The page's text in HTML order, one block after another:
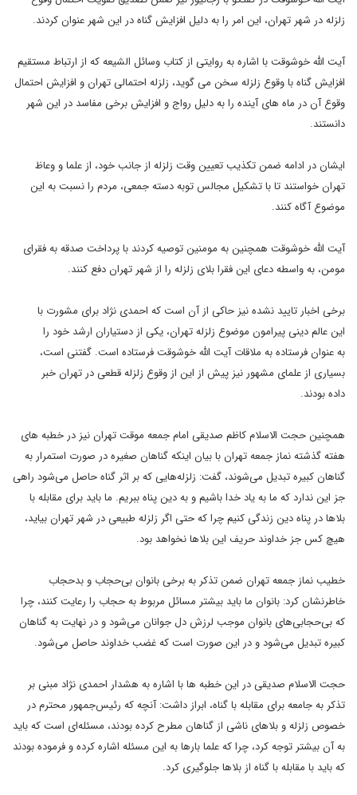
زلزله در شهر تهران، این امر را به دلیل افزایش گناه در این شهر عنوان کردند.
آیت الله خوشوقت با اشاره به روایتی از کتاب وسائل الشیعه که از ارتباط مستقیم
افزایش گناه با وقوع زلزله سخن می گوید، زلزله احتمالی تهران و افزایش احتمال
وقوع آن در ماه های آینده را به دلیل رواج و افزایش برخی مفاسد در این شهر
دانستند.
ایشان در ادامه ضمنتکذیب تعیین وقت زلزله از جانب خود، از علما و وعاظ
تهران خواستند تا باتشکیل مجالس توبه دسته جمعی، مردم را نسبت به این
موضوع آگاه کنند.
آیت الله خوشوقت همچنین به مومنین توصیه کردند با پرداخت صدقه به فقرای
مومن، به واسطه دعای این فقرا بلای زلزله را از شهر تهران دفع کنند.
برخی اخبار تایید نشده نیز حاکی از آن است که احمدی نژاد برای مشورت با
اینعالم دینی پیرامون موضوع زلزله تهران، یکی از دستیاران ارشد خود را
بهعنوان فرستاده به ملاقات آیت الله خوشوقت فرستاده است. گفتنی است،
بسیاری از علمای مشهور نیز پیش از این از وقوع زلزله قطعی در تهران خبر
دادهبودند.
همچنین حجت الاسلام کاظم صدیقی امام جمعه موقت تهران نیز در خطبه های
هفته گذشته نماز جمعه تهران با بیان اینکه گناهان صغیره در صورت استمرار به
گناهان کبیره تبدیل می‌شوند، گفت: زلزله‌هایی که بر اثر گناهحاصل می‌شود راهی
جز این ندارد که ما به یاد خدا باشیم و به دین پناهببریم. ما باید برای مقابله با
بلاها در پناه دین زندگی کنیم چرا که حتی اگر زلزله طبیعی در شهر تهران بیاید،
هیچ کس جز خداوند حریف این بلاهانخواهد بود.
خطیب نماز جمعه تهران ضمن تذکر به برخی بانوان بی‌حجاب و بدحجاب
خاطرنشان کرد: بانوان ما باید بیشتر مسائل مربوط به حجاب را رعایت کنند، چرا
که بی‌حجابی‌های بانوان موجب لرزش دل جوانان می‌شود و در نهایت به گناهان
کبیره تبدیل می‌شود و در این صورت است که غضب خداوند حاصل می‌شود.
حجت الاسلام صدیقی در این خطبه ها با اشاره به هشدار احمدی نژاد مبنی بر
تذکر به جامعه برای مقابله با گناه، ابراز داشت: آنچه که رئیس‌جمهور محترم در
خصوص زلزله و بلاهای ناشی از گناهان مطرح کرده بودند، ‌مسئله‌ای است که باید
به آن بیشتر توجه کرد، چرا که علما بارها به این مسئله اشاره کرده و فرموده بودند
که باید با مقابله با گناه از بلاهاجلوگیری کرد.